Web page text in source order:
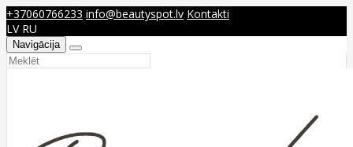
+37060766233 info@beautyspot.lv Kontakti
LV RU
Navigācija